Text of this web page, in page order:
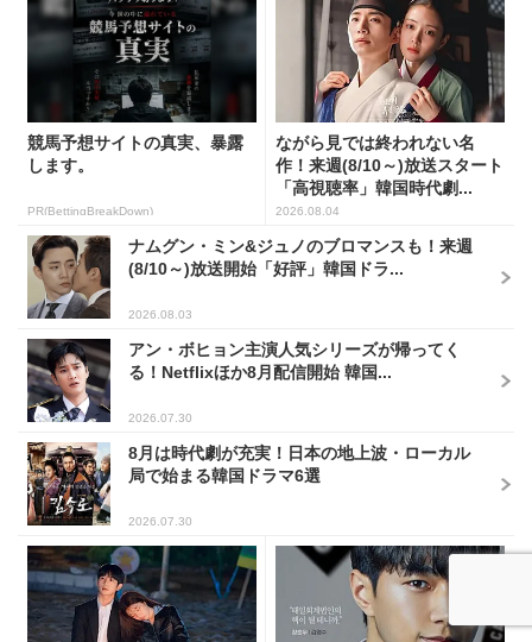
競馬予想サイトの真実、暴露
します。
PR(BettingBreakDown)
ながら見では終われない名
作！来週(8/10～)放送スタート
「高視聴率」韓国時代劇...
2026.08.04
ナムグン・ミン&ジュノのブロマンスも！来週
(8/10～)放送開始「好評」韓国ドラ...
2026.08.03
アン・ボヒョン主演人気シリーズが帰ってく
る！Netflixほか8月配信開始 韓国...
2026.07.30
8月は時代劇が充実！日本の地上波・ローカル
局で始まる韓国ドラマ6選
2026.07.30